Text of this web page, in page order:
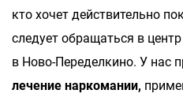
кто хочет действительно
следует обращаться в
в Ново-Переделкино. У нас
лечение наркомании,